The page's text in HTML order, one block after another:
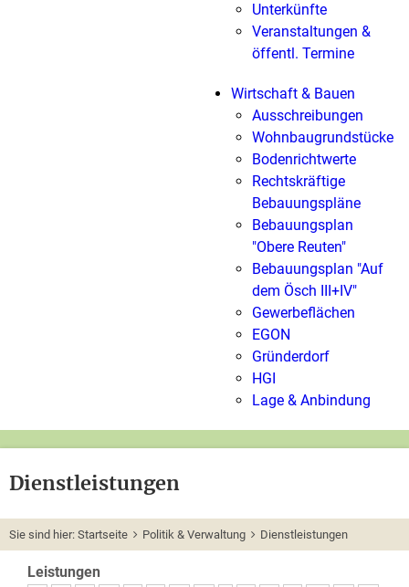
Unterkünfte
Veranstaltungen &
öffentl. Termine
Wirtschaft & Bauen
Ausschreibungen
Wohnbaugrundstücke
Bodenrichtwerte
Rechtskräftige
Bebauungspläne
Bebauungsplan
"Obere Reuten"
Bebauungsplan "Auf
dem Ösch III+IV"
Gewerbeflächen
EGON
Gründerdorf
HGI
Lage & Anbindung
Dienstleistungen
Sie sind hier: Startseite Politik & Verwaltung Dienstleistungen
Leistungen